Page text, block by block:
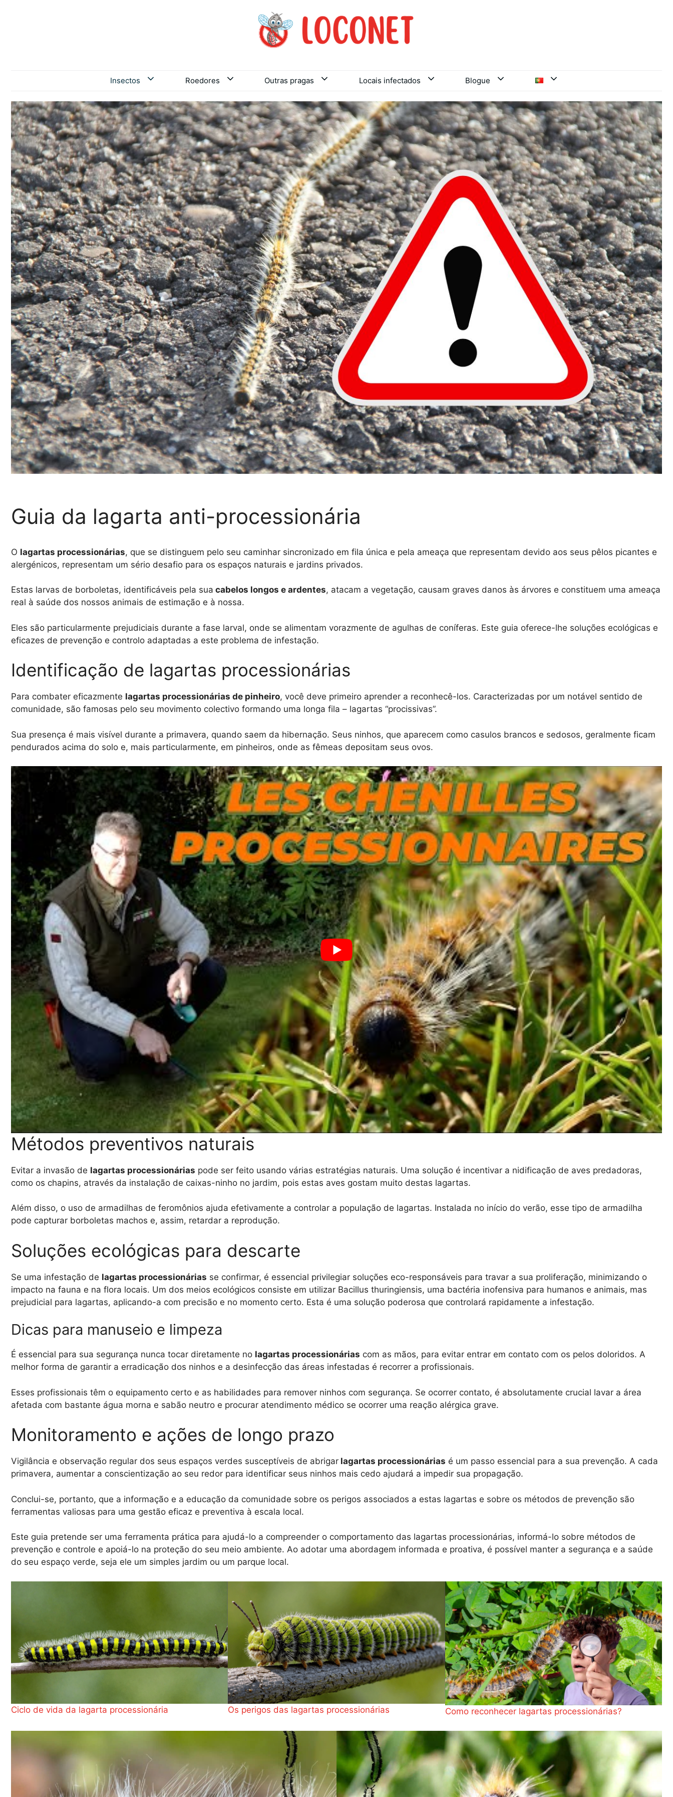
Insectos Roedores Outras pragas Locais infectados Blogue
Guia da lagarta anti-processionária
O lagartas processionárias, que se distinguem pelo seu caminhar sincronizado em fila única e pela ameaça que representam devido aos seus pêlos picantes e
alergénicos, representam um sério desafio para os espaços naturais e jardins privados.
Estas larvas de borboletas, identificáveis ​​pela sua cabelos longos e ardentes, atacam a vegetação, causam graves danos às árvores e constituem uma ameaça
real à saúde dos nossos animais de estimação e à nossa.
Eles são particularmente prejudiciais durante a fase larval, onde se alimentam vorazmente de agulhas de coníferas. Este guia oferece-lhe soluções ecológicas e
eficazes de prevenção e controlo adaptadas a este problema de infestação.
Identificação de lagartas processionárias
Para combater eficazmente lagartas processionárias de pinheiro, você deve primeiro aprender a reconhecê-los. Caracterizadas por um notável sentido de
comunidade, são famosas pelo seu movimento colectivo formando uma longa fila – lagartas “procissivas”.
Sua presença é mais visível durante a primavera, quando saem da hibernação. Seus ninhos, que aparecem como casulos brancos e sedosos, geralmente ficam
pendurados acima do solo e, mais particularmente, em pinheiros, onde as fêmeas depositam seus ovos.
Métodos preventivos naturais
Evitar a invasão de lagartas processionárias pode ser feito usando várias estratégias naturais. Uma solução é incentivar a nidificação de aves predadoras,
como os chapins, através da instalação de caixas-ninho no jardim, pois estas aves gostam muito destas lagartas.
Além disso, o uso de armadilhas de feromônios ajuda efetivamente a controlar a população de lagartas. Instalada no início do verão, esse tipo de armadilha
pode capturar borboletas machos e, assim, retardar a reprodução.
Soluções ecológicas para descarte
Se uma infestação de lagartas processionárias se confirmar, é essencial privilegiar soluções eco-responsáveis ​​para travar a sua proliferação, minimizando o
impacto na fauna e na flora locais. Um dos meios ecológicos consiste em utilizar Bacillus thuringiensis, uma bactéria inofensiva para humanos e animais, mas
prejudicial para lagartas, aplicando-a com precisão e no momento certo. Esta é uma solução poderosa que controlará rapidamente a infestação.
Dicas para manuseio e limpeza
É essencial para sua segurança nunca tocar diretamente no lagartas processionárias com as mãos, para evitar entrar em contato com os pelos doloridos. A
melhor forma de garantir a erradicação dos ninhos e a desinfecção das áreas infestadas é recorrer a profissionais.
Esses profissionais têm o equipamento certo e as habilidades para remover ninhos com segurança. Se ocorrer contato, é absolutamente crucial lavar a área
afetada com bastante água morna e sabão neutro e procurar atendimento médico se ocorrer uma reação alérgica grave.
Monitoramento e ações de longo prazo
Vigilância e observação regular dos seus espaços verdes susceptíveis de abrigar lagartas processionárias é um passo essencial para a sua prevenção. A cada
primavera, aumentar a conscientização ao seu redor para identificar seus ninhos mais cedo ajudará a impedir sua propagação.
Conclui-se, portanto, que a informação e a educação da comunidade sobre os perigos associados a estas lagartas e sobre os métodos de prevenção são
ferramentas valiosas para uma gestão eficaz e preventiva à escala local.
Este guia pretende ser uma ferramenta prática para ajudá-lo a compreender o comportamento das lagartas processionárias, informá-lo sobre métodos de
prevenção e controle e apoiá-lo na proteção do seu meio ambiente. Ao adotar uma abordagem informada e proativa, é possível manter a segurança e a saúde
do seu espaço verde, seja ele um simples jardim ou um parque local.
Ciclo de vida da lagarta processionária Os perigos das lagartas processionárias Como reconhecer lagartas processionárias?